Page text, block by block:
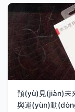
預(yù)見(jiàn)未
與運(yùn)動